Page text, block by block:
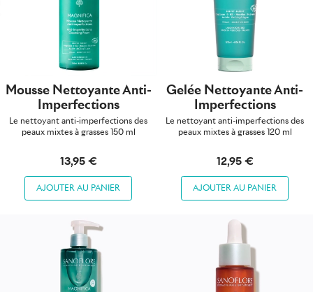
Mousse Nettoyante Anti-
Imperfections
Le nettoyant anti-imperfections des
peaux mixtes à grasses 150 ml
13,95 €
AJOUTER AU PANIER
Gelée Nettoyante Anti-
Imperfections
Le nettoyant anti-imperfections des
peaux mixtes à grasses 120 ml
12,95 €
AJOUTER AU PANIER